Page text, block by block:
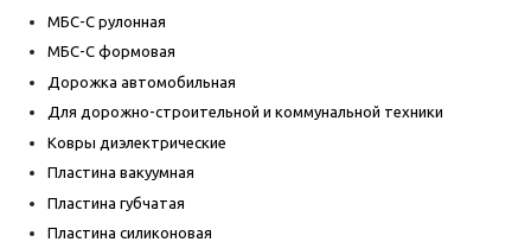
МБС-С рулонная
МБС-С формовая
Дорожка автомобильная
Для дорожно-строительной и коммунальной техники
Ковры диэлектрические
Пластина вакуумная
Пластина губчатая
Пластина силиконовая